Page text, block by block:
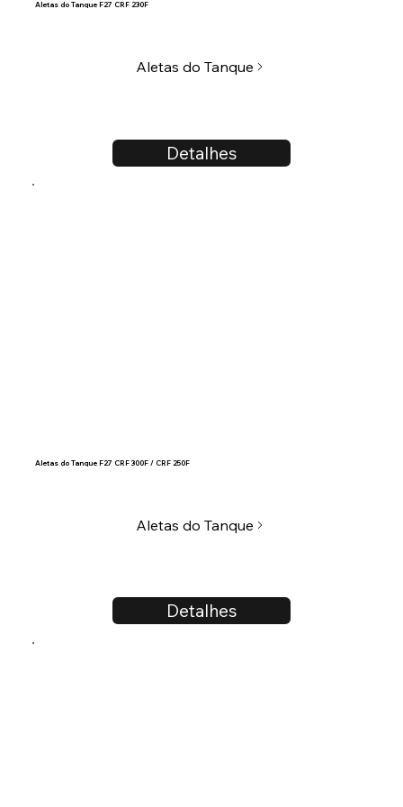
Aletas do Tanque F27 CRF 230F
Detalhes
Aletas do Tanque
Aletas do Tanque F27 CRF 300F / CRF 250F
Detalhes
Aletas do Tanque